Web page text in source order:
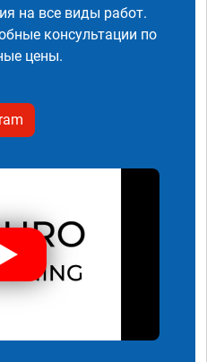
на все виды работ.
консультации по
цены.